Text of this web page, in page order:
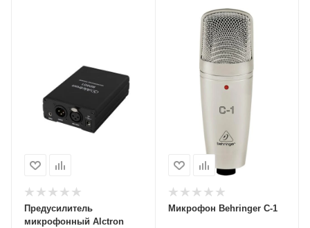
Предусилитель
микрофонный Alctron
Микрофон Behringer C-1